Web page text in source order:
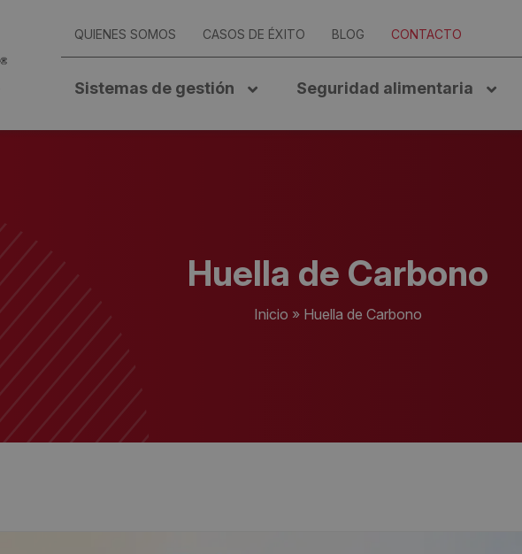
QUIENES SOMOS CASOS DE ÉXITO BLOG CONTACTO
Sistemas de gestión Seguridad alimentaria
Huella de Carbono
Inicio » Huella de Carbono